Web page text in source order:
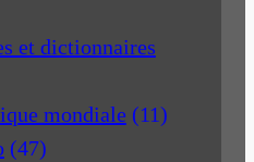
et dictionnaires
mondiale (11)
(47)